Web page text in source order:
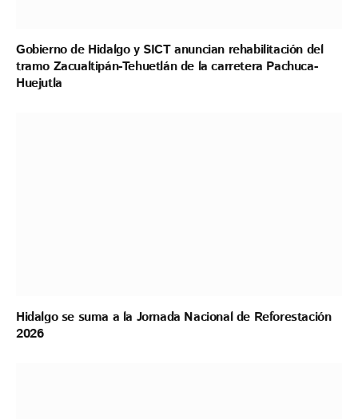
Gobierno de Hidalgo y SICT anuncian rehabilitación del
tramo Zacualtipán-Tehuetlán de la carretera Pachuca-
Huejutla
Hidalgo se suma a la Jornada Nacional de Reforestación
2026